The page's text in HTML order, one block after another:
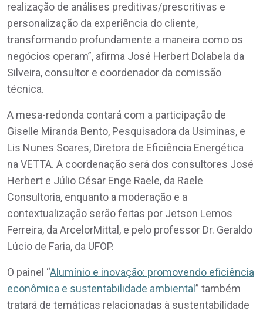
realização de análises preditivas/prescritivas e
personalização da experiência do cliente,
transformando profundamente a maneira como os
negócios operam”, afirma José Herbert Dolabela da
Silveira, consultor e coordenador da comissão
técnica.
A mesa-redonda contará com a participação de
Giselle Miranda Bento, Pesquisadora da Usiminas, e
Lis Nunes Soares, Diretora de Eficiência Energética
na VETTA. A coordenação será dos consultores José
Herbert e Júlio César Enge Raele, da Raele
Consultoria, enquanto a moderação e a
contextualização serão feitas por Jetson Lemos
Ferreira, da ArcelorMittal, e pelo professor Dr. Geraldo
Lúcio de Faria, da UFOP.
O painel “Alumínio e inovação: promovendo eficiência
econômica e sustentabilidade ambiental” também
tratará de temáticas relacionadas à sustentabilidade